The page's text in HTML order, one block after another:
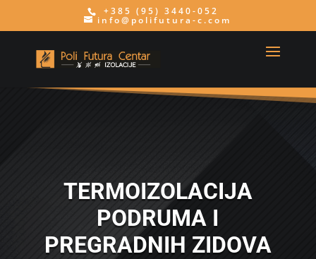
+385 (95) 3440-052
info@polifutura-c.com
TERMOIZOLACIJA
PODRUMA I
PREGRADNIH ZIDOVA